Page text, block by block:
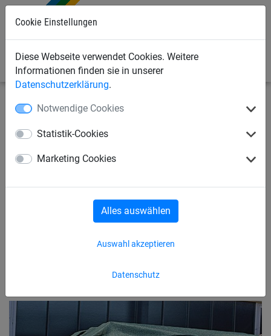
Cookie Einstellungen
Diese Webseite verwendet Cookies. Weitere
Informationen finden sie in unserer
Datenschutzerklärung.
Notwendige Cookies
Statistik-Cookies
Marketing Cookies
Datenschutz
Auswahl akzeptieren
Alles auswählen
Industrienetze
Abdecknetze und -planen
PE-Abdeckplane ca. 200 g/m²,
Größe 3,50 x 6 m